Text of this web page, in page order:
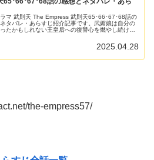
マ 武則天 The Empress 武則天65･66･67･68話の
タバレ・あらすじ紹介記事です。武媚娘は自分の
たかもしれない王皇后への復讐心を燃やし続けて
2025.04.28
the-empress57/